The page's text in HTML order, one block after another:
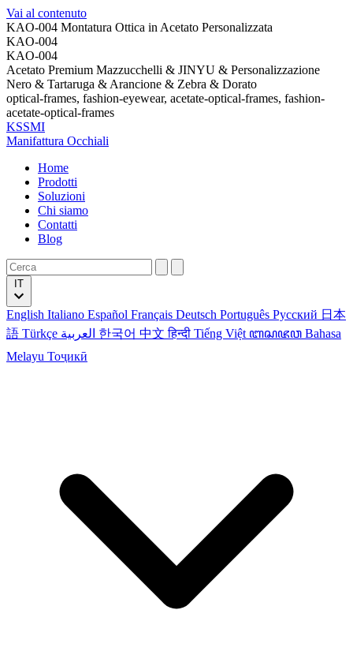
Vai al contenuto
KAO-004 Montatura Ottica in Acetato Personalizzata
KAO-004
KAO-004
Acetato Premium Mazzucchelli & JINYU & Personalizzazione
Nero & Tartaruga & Arancione & Zebra & Dorato
optical-frames, fashion-eyewear, acetate-optical-frames, fashion-
acetate-optical-frames
KSSMI
Manifattura Occhiali
Home
Prodotti
Soluzioni
Chi siamo
Contatti
Blog
English Italiano Español Français Deutsch Português Русский 日本
語 Türkçe 한국어 中文हिन्दी Tiếng Việt ꦧꦱꦗꦮ Bahasa
Melayu Тоҷикӣ